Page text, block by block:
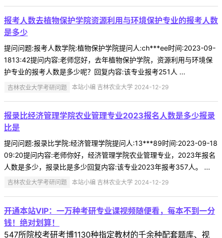
报考人数去植物保护学院资源利用与环境保护专业的报考人数
是多少
提问问题:报考人数学院:植物保护学院提问人:ch***ee时间:2023-09-
1813:42提问内容:老师您好，去年植物保护学院，资源利用与环境保
护专业的报考人数是多少呢？回复内容:该专业报考251人 ...
吉林农业大学考研问题 本站小编 吉林农业大学 2024-12-29
报录比经济管理学院农业管理专业2023报名人数是多少报录
比是
提问问题:报录比学院:经济管理学院提问人:13***89时间:2023-09-18
09:20提问内容:老师你好，经济管理学院农业管理专业，2023年报名
人数是多少，报录比是多少回复内容:该专业2023年报考357人。 ...
吉林农业大学考研问题 本站小编 吉林农业大学 2024-12-29
开通本站VIP：一万种考研专业课视频随便看，每本不到一分
钱！绝对划算！
547所院校考研考博1130种指定教材的千余种配套题库、视